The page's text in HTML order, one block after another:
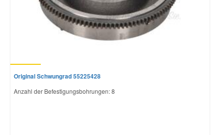
Original Schwungrad 55225428
Anzahl der Befestigungsbohrungen: 8